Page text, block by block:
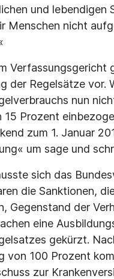
und
Menschen nicht
Verfassungsgericht
der Regelsätze vor.
nun
15 Prozent
zum 1. Januar
um sage und
sich das
die Sanktionen,
Gegenstand der
eine
gekürzt.
von 100 Prozent
zur